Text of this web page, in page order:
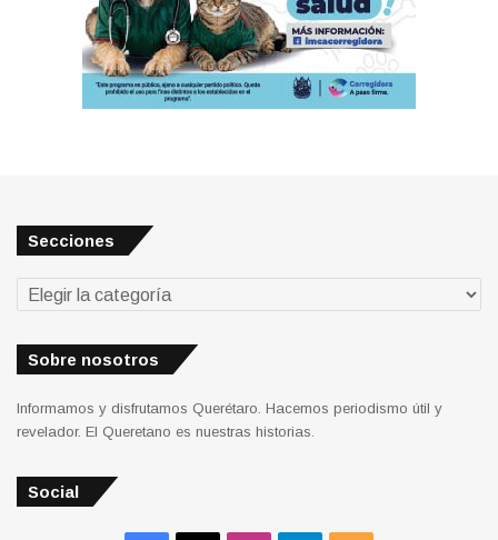
Secciones
Secciones
Sobre nosotros
Informamos y disfrutamos Querétaro. Hacemos periodismo útil y
revelador. El Queretano es nuestras historias.
Social